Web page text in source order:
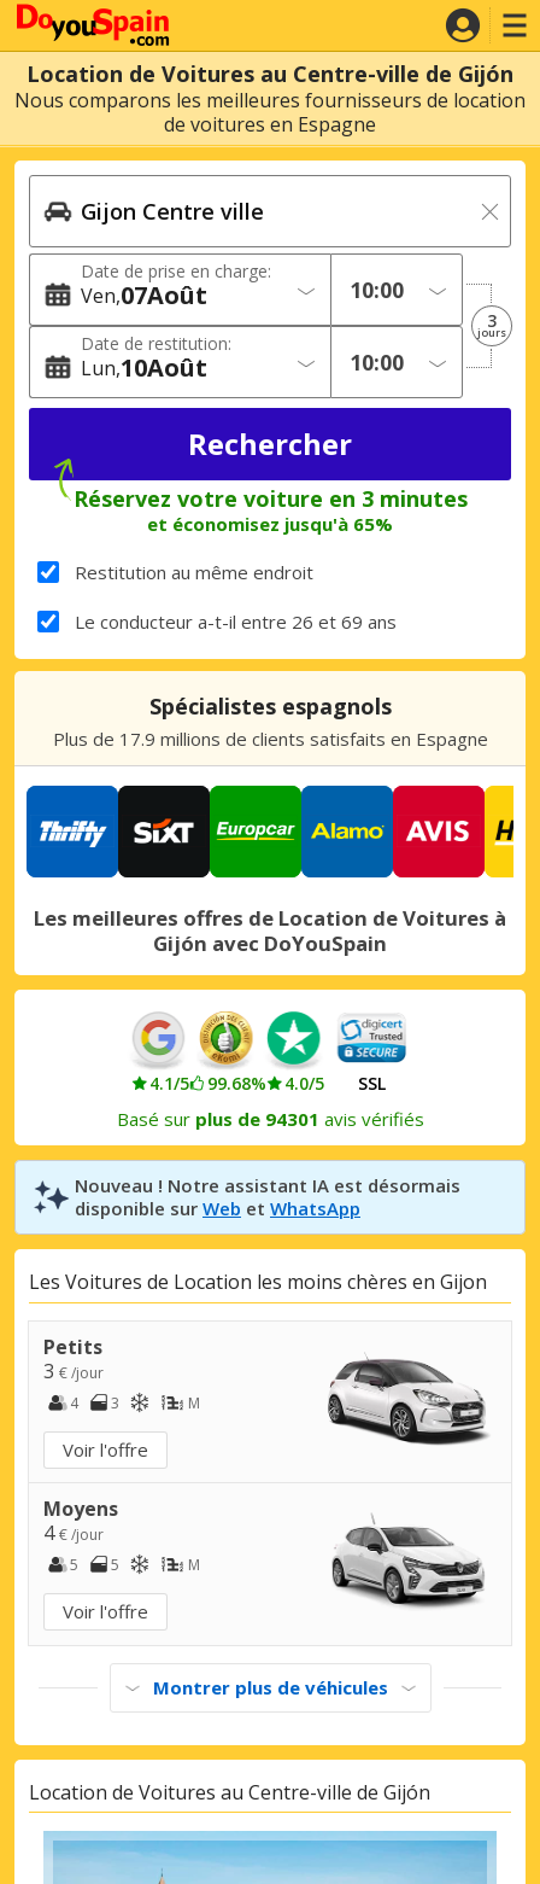
Location de Voitures au Centre-ville de Gijón
Nous comparons les meilleures fournisseurs de location
de voitures en Espagne
Date de prise en charge:
Ven 07Août
Date de restitution:
Lun 10Août
3
jours
Réservez votre voiture en 3 minutes
et économisez jusqu'à 65%
Restitution au même endroit
Le conducteur a-t-il entre 26 et 69 ans
Spécialistes espagnols
Plus de 17.9 millions de clients satisfaits en Espagne
Les meilleures offres de Location de Voitures à
Gijón avec DoYouSpain
4.1/5 99.68% 4.0/5 SSL
Basé sur plus de 94301 avis vérifiés
Nouveau ! Notre assistant IA est désormais
disponible sur Web et WhatsApp
Les Voitures de Location les moins chères en Gijon
Petits
3 € /jour
4
3 M
Voir l'offre
Moyens
4€ /jour
5
5 M
Voir l'offre
Montrer plus de véhicules
Location de Voitures au Centre-ville de Gijón